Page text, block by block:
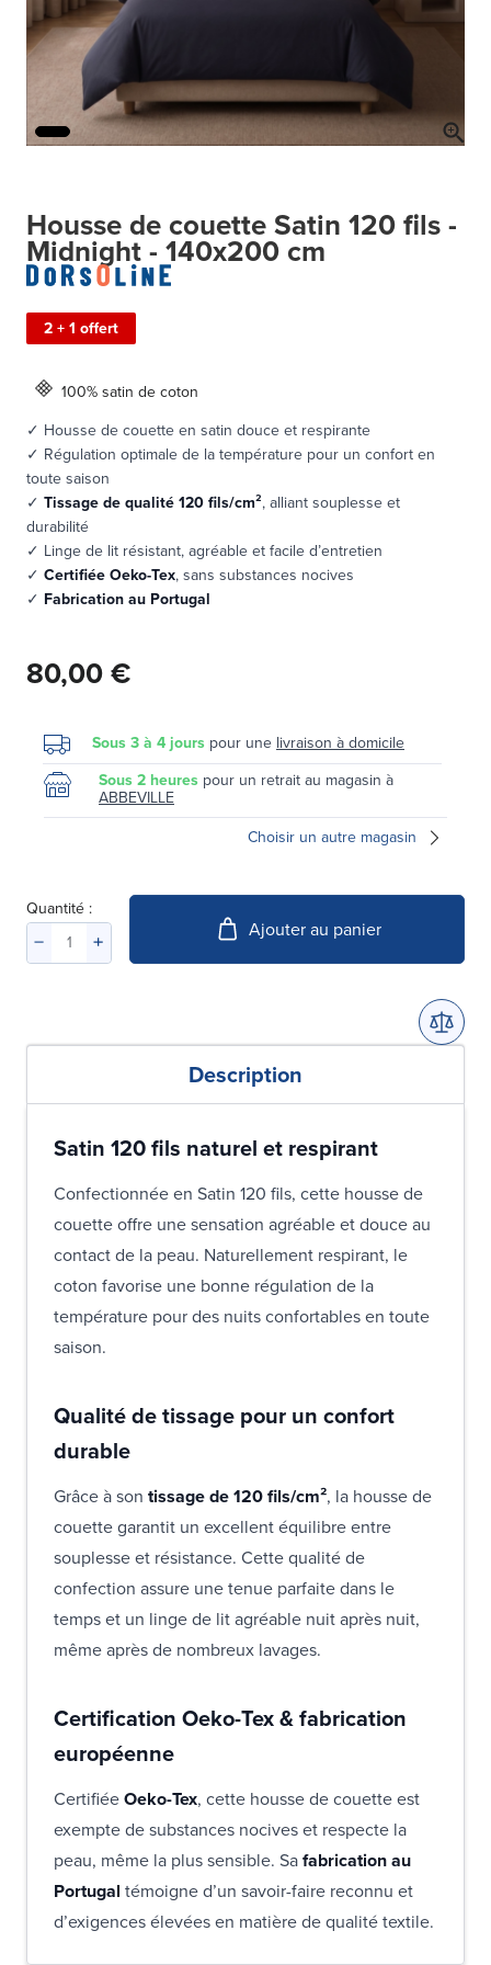
Housse de couette Satin 120 fils -
Midnight - 140x200 cm
2 + 1 offert
100% satin de coton
✓ Housse de couette en satin douce et respirante
✓ Régulation optimale de la température pour un confort en
toute saison
✓ Tissage de qualité 120 fils/cm², alliant souplesse et
durabilité
✓ Linge de lit résistant, agréable et facile d’entretien
✓ Certifiée Oeko-Tex, sans substances nocives
✓ Fabrication au Portugal
80,00 €
Sous 3 à 4 jours pour une livraison à domicile
Sous 2 heures pour un retrait au magasin à
ABBEVILLE
Choisir un autre magasin
Quantité :
Ajouter au panier
Description
Satin 120 fils naturel et respirant
Confectionnée en Satin 120 fils, cette housse de
couette offre une sensation agréable et douce au
contact de la peau. Naturellement respirant, le
coton favorise une bonne régulation de la
température pour des nuits confortables en toute
saison.
Qualité de tissage pour un confort
durable
Grâce à son tissage de 120 fils/cm², la housse de
couette garantit un excellent équilibre entre
souplesse et résistance. Cette qualité de
confection assure une tenue parfaite dans le
temps et un linge de lit agréable nuit après nuit,
même après de nombreux lavages.
Certification Oeko-Tex & fabrication
européenne
CertifiéeOeko-Tex, cette housse de couette est
exempte de substances nocives et respecte la
peau, même la plus sensible. Safabrication au
Portugal témoigne d’un savoir-faire reconnu et
d’exigences élevées en matière de qualité textile.